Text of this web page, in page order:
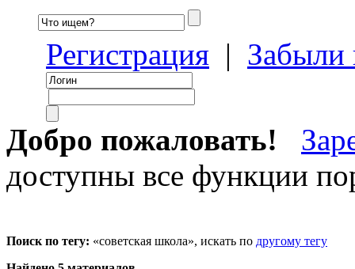
Регистрация | Забыли
Добро пожаловать!
доступны все функции
Поиск по тегу: «советская школа», искать по другому тегу